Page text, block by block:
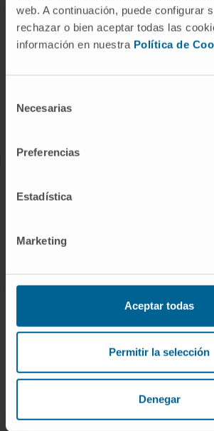
web. A continuación, puede configurar
rechazar o bien aceptar todas las
información en nuestra Política de
Necesarias
Preferencias
Estadística
Marketing
Aceptar todas
Permitir la selección
Denegar
ÁREAS DO CANCRO
Serviços de Diagnóstico
CONHEÇA O CANCER CENTER
Porque um Cancer Center
Os nossos profissionais
Responsabilidade social corporativa
Prémios e Reconhecimentos